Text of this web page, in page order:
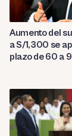
Aumento del
a S/1,300 se
plazo de 60 a